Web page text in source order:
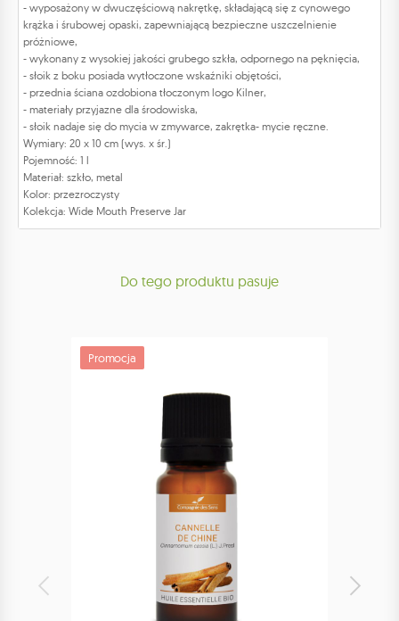
- wyposażony w dwuczęściową nakrętkę, składającą się z cynowego
krążka i śrubowej opaski, zapewniającą bezpieczne uszczelnienie
próżniowe,
- wykonany z wysokiej jakości grubego szkła, odpornego na pęknięcia,
- słoik z boku posiada wytłoczone wskaźniki objętości,
- przednia ściana ozdobiona tłoczonym logo Kilner,
- materiały przyjazne dla środowiska,
- słoik nadaje się do mycia w zmywarce, zakrętka- mycie ręczne.
Wymiary: 20 x 10 cm (wys. x śr.)
Pojemność: 1 l
Materiał: szkło, metal
Kolor: przezroczysty
Kolekcja: Wide Mouth Preserve Jar
Do tego produktu pasuje
Promocja